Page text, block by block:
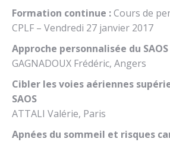
Formation continue :Cours de
CPLF – Vendredi 27 janvier 2017
Approche personnalisée du SAOS
GAGNADOUX Frédéric, Angers
Cibler les voies aériennes
SAOS
ATTALI Valérie, Paris
Apnées du sommeil et risques